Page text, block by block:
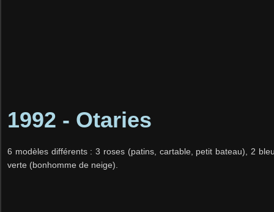
1992 - Otaries
6 modèles différents : 3 roses (patins, cartable, petit bateau), 2
verte (bonhomme de neige).